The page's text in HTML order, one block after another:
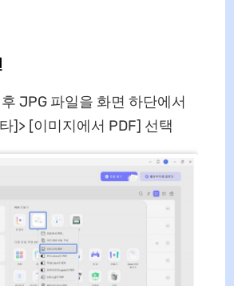
JPG 파일을 화면 하단에서
]> [이미지에서 PDF] 선택